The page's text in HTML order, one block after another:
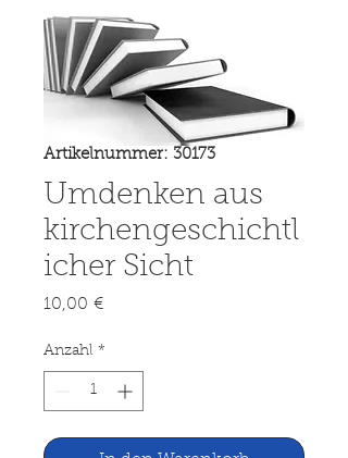
Artikelnummer: 30173
Umdenken aus
kirchengeschichtl
icher Sicht
10,00 €Preis
Anzahl *